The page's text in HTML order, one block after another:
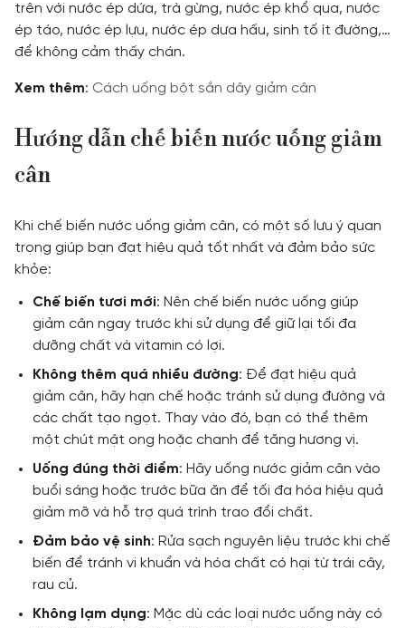
trên với nước ép dứa, trà gừng, nước ép khổ qua, nước
ép táo, nước ép lựu, nước ép dưa hấu, sinh tố ít đường,…
để không cảm thấy chán.
Xem thêm: Cách uống bột sắn dây giảm cân
Hướng dẫn chế biến nước uống giảm
cân
Khi chế biến nước uống giảm cân, có một số lưu ý quan
trọng giúp bạn đạt hiệu quả tốt nhất và đảm bảo sức
khỏe:
Chế biến tươi mới: Nên chế biến nước uống giúp
giảm cân ngay trước khi sử dụng để giữ lại tối đa
dưỡng chất và vitamin có lợi.
Không thêm quá nhiều đường: Để đạt hiệu quả
giảm cân, hãy hạn chế hoặc tránh sử dụng đường và
các chất tạo ngọt. Thay vào đó, bạn có thể thêm
một chút mật ong hoặc chanh để tăng hương vị.
Uống đúng thời điểm: Hãy uống nước giảm cân vào
buổi sáng hoặc trước bữa ăn để tối đa hóa hiệu quả
giảm mỡ và hỗ trợ quá trình trao đổi chất.
Đảm bảo vệ sinh: Rửa sạch nguyên liệu trước khi chế
biến để tránh vi khuẩn và hóa chất có hại từ trái cây,
rau củ.
Không lạm dụng: Mặc dù các loại nước uống này có